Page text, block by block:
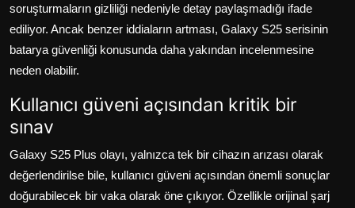
soruşturmaların gizliliği nedeniyle detay paylaşmadığı ifade
ediliyor. Ancak benzer iddiaların artması, Galaxy S25 serisinin
batarya güvenliği konusunda daha yakından incelenmesine
neden olabilir.
Kullanıcı güveni açısından kritik bir
sınav
Galaxy S25 Plus olayı, yalnızca tek bir cihazın arızası olarak
değerlendirilse bile, kullanıcı güveni açısından önemli sonuçlar
doğurabilecek bir vaka olarak öne çıkıyor. Özellikle orijinal şarj